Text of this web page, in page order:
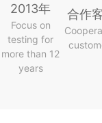
2013年
Focus on
testing for
more than 12
years
合作